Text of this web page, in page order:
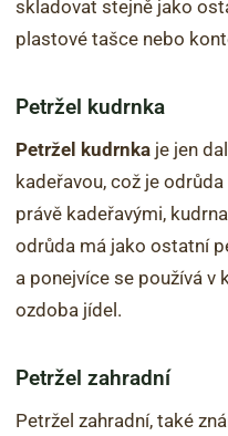
skladovat stejně jako
plastové tašce nebo
Petržel kudrnka
Petržel kudrnka je jen
kadeřavou, což je
právě kadeřavými,
odrůda má jako ostatní
a ponejvíce se používá v
ozdoba jídel.
Petržel zahradní
Petržel zahradní, také